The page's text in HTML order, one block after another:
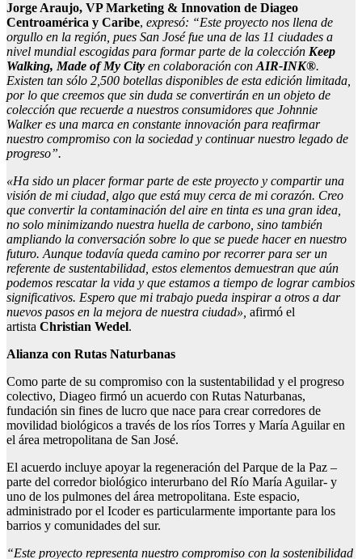
Jorge Araujo, VP Marketing & Innovation de Diageo
Centroamérica y Caribe, expresó: “Este proyecto nos llena de
orgullo en la región, pues San José fue una de las 11 ciudades a
nivel mundial escogidas para formar parte de la colección Keep
Walking, Made of My City en colaboración conAIR-INK®.
Existen tan sólo 2,500 botellas disponibles de esta edición limitada,
por lo que creemos que sin duda se convertirán en un objeto de
colección que recuerde a nuestros consumidores que Johnnie
Walker es una marca en constante innovación para reafirmar
nuestro compromiso con la sociedad y continuar nuestro legado de
progreso”.
«Ha sido un placer formar parte de este proyecto y compartir una
visión de mi ciudad, algo que está muy cerca de mi corazón. Creo
que convertir la contaminación del aire en tinta es una gran idea,
no solo minimizando nuestra huella de carbono, sino también
ampliando la conversación sobre lo que se puede hacer en nuestro
futuro. Aunque todavía queda camino por recorrer para ser un
referente de sustentabilidad, estos elementos demuestran que aún
podemos rescatar la vida y que estamos a tiempo de lograr cambios
significativos. Espero que mi trabajo pueda inspirar a otros a dar
nuevos pasos en la mejora de nuestra ciudad», afirmó el
artista Christian Wedel.
Alianza con Rutas Naturbanas
Como parte de su compromiso con la sustentabilidad y el progreso
colectivo, Diageo firmó un acuerdo con Rutas Naturbanas,
fundación sin fines de lucro que nace para crear corredores de
movilidad biológicos a través de los ríos Torres y María Aguilar en
el área metropolitana de San José.
El acuerdo incluye apoyar la regeneración del Parque de la Paz –
parte del corredor biológico interurbano del Río María Aguilar- y
uno de los pulmones del área metropolitana. Este espacio,
administrado por el Icoder es particularmente importante para los
barrios y comunidades del sur.
“Este proyecto representa nuestro compromiso con la sostenibilidad